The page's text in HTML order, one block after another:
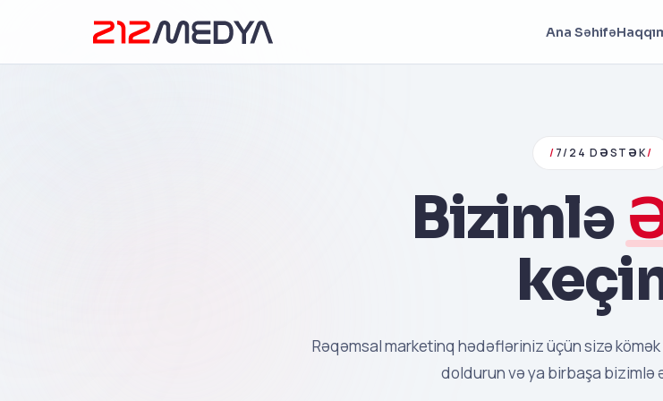
Ana Səhifə
/7/24 DƏSTƏK/
Bizimlə
Rəqəmsal marketinq hədəfləriniz üçün sizə
doldurun və ya birbaşa bizimlə